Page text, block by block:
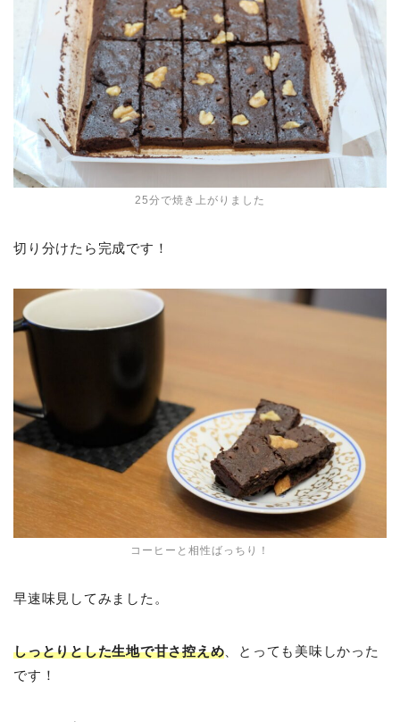
25分で焼き上がりました
切り分けたら完成です！
コーヒーと相性ばっちり！
早速味見してみました。
しっとりとした生地で甘さ控えめ 、とっても美味しかった
です！